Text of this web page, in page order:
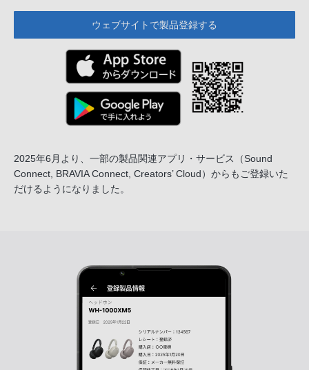
ウェブサイトで製品登録する
2025年6月より、一部の製品関連アプリ・サービス
（Sound
Connect, BRAVIA Connect, Creators’ Cloud）からもご登録いた
だけるようになりました。